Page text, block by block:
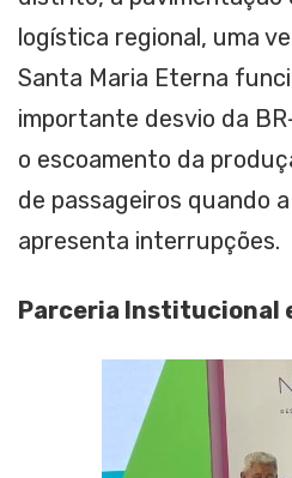
logística regional, uma
Santa Maria Eterna
importante desvio da
o escoamento da
de passageiros quando
apresenta interrupções.
Parceria Institucional